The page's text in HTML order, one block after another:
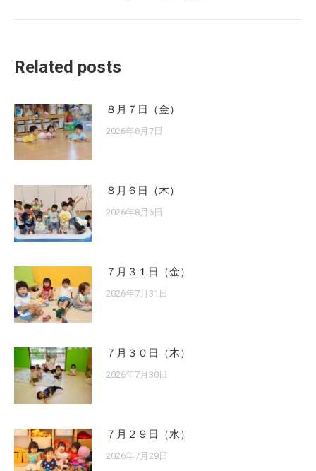
Related posts
８月７日（金）
2026年8月7日
８月６日（木）
2026年8月6日
７月３１日（金）
2026年7月31日
７月３０日（木）
2026年7月30日
７月２９日（水）
2026年7月29日